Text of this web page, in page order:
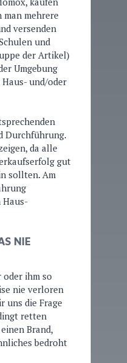
man mehrere
versenden
und
der Artikel)
Umgebung
und/oder
Durchführung.
da alle
gut
sollten. Am
Haus-
NIE
oder ihm so
nie verloren
uns die Frage
retten
Brand,
bedroht